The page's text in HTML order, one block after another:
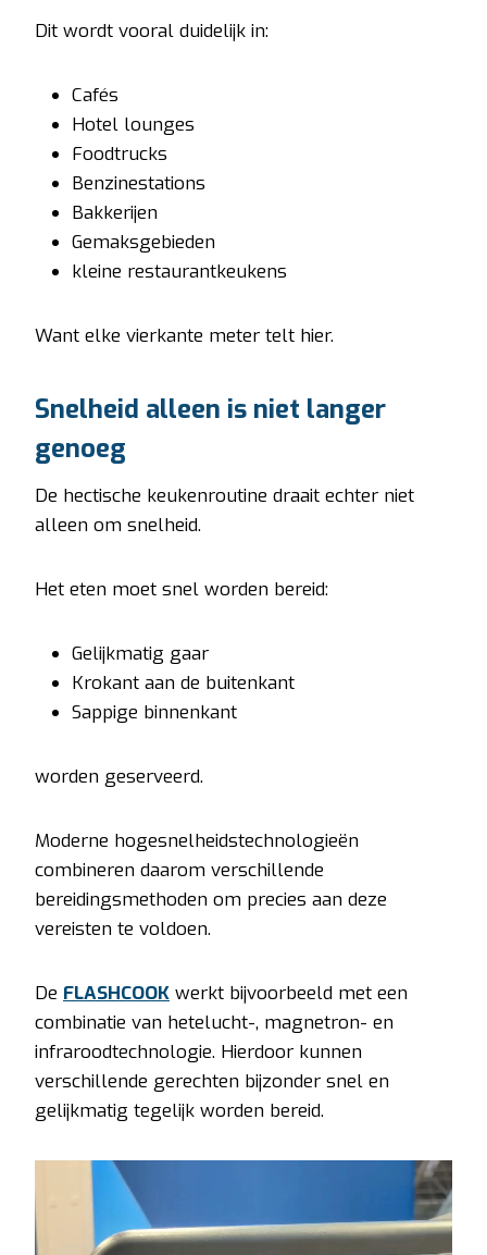
Dit wordt vooral duidelijk in:
Cafés
Hotel lounges
Foodtrucks
Benzinestations
Bakkerijen
Gemaksgebieden
kleine restaurantkeukens
Want elke vierkante meter telt hier.
Snelheid alleen is niet langer
genoeg
De hectische keukenroutine draait echter niet
alleen om snelheid.
Het eten moet snel worden bereid:
Gelijkmatig gaar
Krokant aan de buitenkant
Sappige binnenkant
worden geserveerd.
Moderne hogesnelheidstechnologieën
combineren daarom verschillende
bereidingsmethoden om precies aan deze
vereisten te voldoen.
De FLASHCOOK werkt bijvoorbeeld met een
combinatie van hetelucht-, magnetron- en
infraroodtechnologie. Hierdoor kunnen
verschillende gerechten bijzonder snel en
gelijkmatig tegelijk worden bereid.